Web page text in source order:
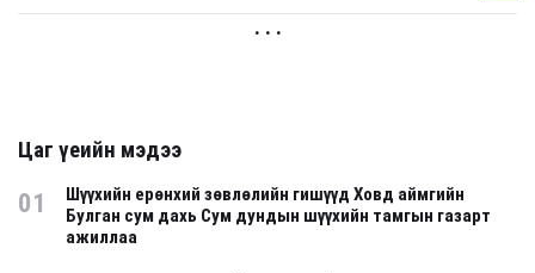
. . .
Цаг үеийн мэдээ
01
Шүүхийн ерөнхий зөвлөлийн гишүүд Ховд аймгийн
Булган сум дахь Сум дундын шүүхийн тамгын газарт
ажиллаа